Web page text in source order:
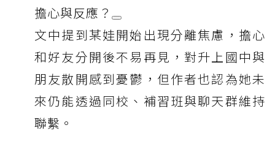
擔心與反應？
文中提到某娃開始出現分離焦慮，擔心
和好友分開後不易再見，對升上國中與
朋友散開感到憂鬱，但作者也認為她未
來仍能透過同校、補習班與聊天群維持
聯繫。